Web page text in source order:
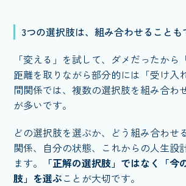
3つの選択肢は、組み合わせることも
「変える」を試して、ダメだったから
距離を取りながら部分的には「受け入
間関係では、複数の選択肢を組み合わ
が多いです。
どの選択肢を選ぶか、どう組み合わせ
関係、自分の状態、これからの人生設
ます。
「正解の選択肢」ではなく「今
肢」を選ぶことが大切です。